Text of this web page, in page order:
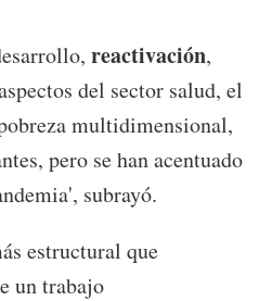
reactivación,
del sector salud, el
multidimensional,
pero se han acentuado
subrayó.
estructural que
un trabajo